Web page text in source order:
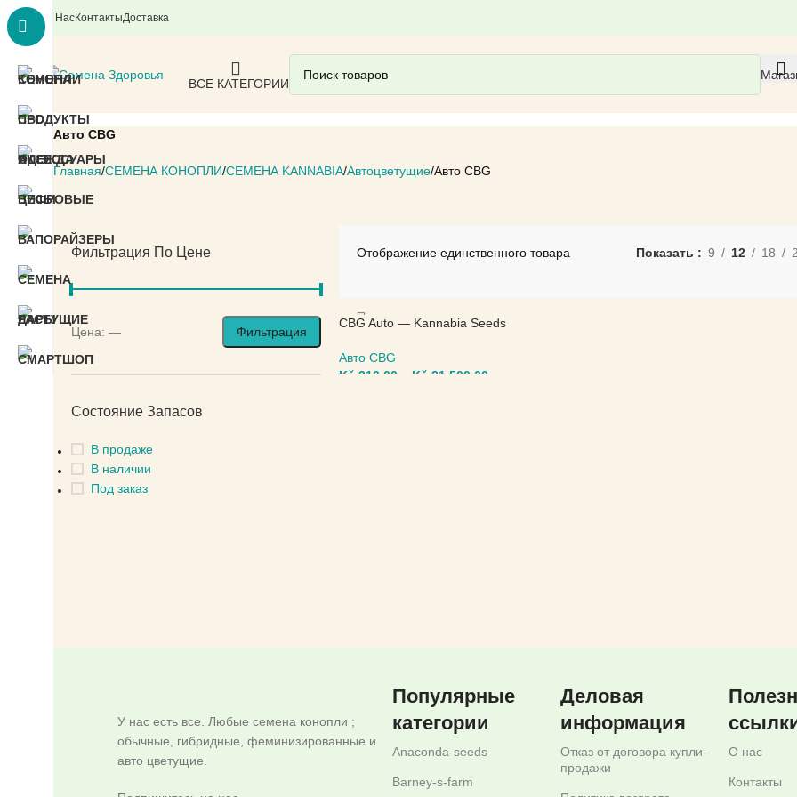
О НасКонтактыДоставка
ВСЕ КАТЕГОРИИ
Авто CBG
Главная СЕМЕНА КОНОПЛИ СЕМЕНА KANNABIA Автоцветущие Авто CBG
Фильтрация По Цене
Фильтрация
Цена: —
Состояние Запасов
В продаже
В наличии
Под заказ
Отображение единственного товара Показать 9 12 18
CBG Auto — Kannabia Seeds
Авто CBG
Kč 310,00 Kč 21.500,00
У нас есть все. Любые семена конопли ;
обычные, гибридные, феминизированные и
авто цветущие.
Популярные
категории
Anaconda-seeds
Barney-s-farm
Деловая
информация
Отказ от договора купли-
продажи
О нас
Контакты